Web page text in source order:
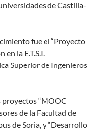
de Castilla-
fue el “Proyecto
la E.T.S.I.
Superior de Ingenieros
proyectos “MOOC
de la Facultad de
de Soria, y “Desarrollo